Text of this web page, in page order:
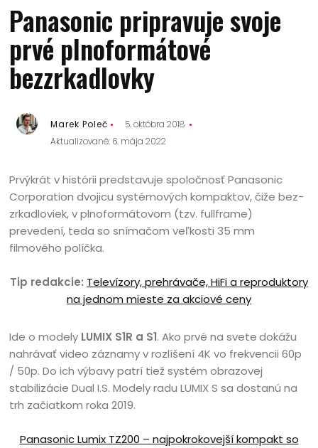
Panasonic pripravuje svoje
prvé plnoformátové
bezzrkadlovky
Marek Poleč
5. októbra 2018
Aktualizované: 6. mája 2022
Prvýkrát v histórii predstavuje spoločnosť Panasonic
Corporation dvojicu systémových kompaktov, čiže bez-
zrkadloviek, v plnoformátovom (tzv. fullframe)
prevedení, teda so snímačom veľkosti 35 mm
filmového políčka.
Tip redakcie: Televízory, prehrávače, HiFi a reproduktory
na jednom mieste za akciové ceny
Ide o modely LUMIX S1R a S1. Ako prvé na svete dokážu
nahrávať video záznamy v rozlíšení 4K vo frekvencii 60p
/ 50p. Do ich výbavy patrí tiež systém obrazovej
stabilizácie Dual I.S. Modely radu LUMIX S sa dostanú na
trh začiatkom roka 2019.
Panasonic Lumix TZ200 – najpokrokovejší kompakt so